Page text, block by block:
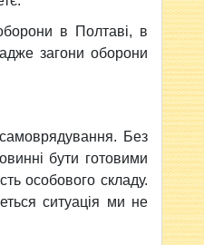
в Полтаві, в
загони оборони
самоврядування. Без
бути готовими
особового складу.
ситуація ми не